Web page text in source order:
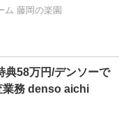
ム 藤岡の楽園
典58万円/デンソーで
業務 denso aichi